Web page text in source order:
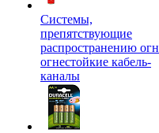
Системы,
препятствующие
распространению
огнестойкие кабель-
каналы